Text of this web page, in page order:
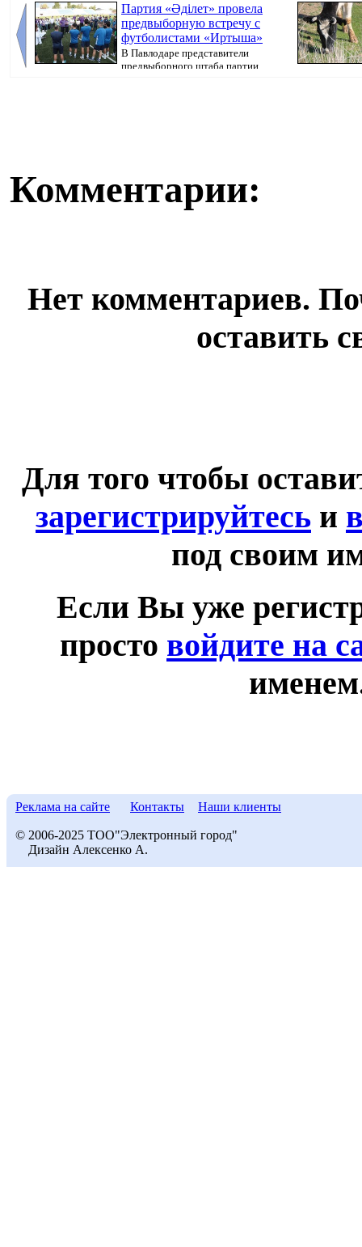
Партия «Әділет» провела
предвыборную встречу с
футболистами «Иртыша»
В Павлодаре представители
предвыборного штаба партии
Комментарии:
Нет комментариев.
оставить
Для того чтобы
зарегистрируйтесь и
под своим
Если Вы уже
просто войдите на
Реклама на сайте Контакты Наши клиенты
© 2006-2025 ТОО"Электронный город"
Дизайн Алексенко А.